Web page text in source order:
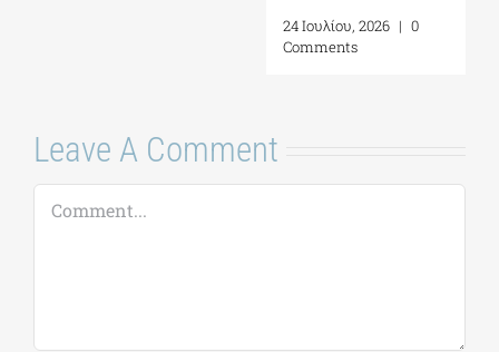
24 Ιουλίου, 2026 | 0
Comments
Leave A Comment
Comment